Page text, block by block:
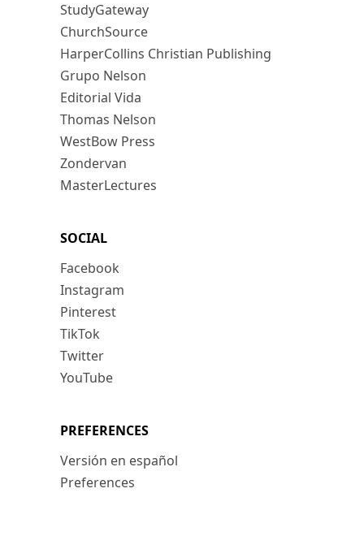
StudyGateway
ChurchSource
HarperCollins Christian Publishing
Grupo Nelson
Editorial Vida
Thomas Nelson
WestBow Press
Zondervan
MasterLectures
SOCIAL
Facebook
Instagram
Pinterest
TikTok
Twitter
YouTube
PREFERENCES
Versión en español
Preferences